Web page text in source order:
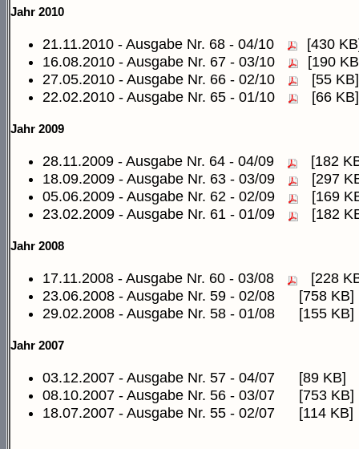
Jahr 2010
21.11.2010 - Ausgabe Nr. 68 - 04/10
[430
16.08.2010 - Ausgabe Nr. 67 - 03/10
[190
27.05.2010 - Ausgabe Nr. 66 - 02/10
[55 KB]
22.02.2010 - Ausgabe Nr. 65 - 01/10
[66 KB]
Jahr 2009
28.11.2009 - Ausgabe Nr. 64 - 04/09
[182
18.09.2009 - Ausgabe Nr. 63 - 03/09
[297
05.06.2009 - Ausgabe Nr. 62 - 02/09
[169
23.02.2009 - Ausgabe Nr. 61 - 01/09
[182
Jahr 2008
17.11.2008 - Ausgabe Nr. 60 - 03/08
[228
23.06.2008 - Ausgabe Nr. 59 - 02/08
[758 KB]
29.02.2008 - Ausgabe Nr. 58 - 01/08
[155 KB]
Jahr 2007
03.12.2007 - Ausgabe Nr. 57 - 04/07
[89 KB]
08.10.2007 - Ausgabe Nr. 56 - 03/07
[753 KB]
18.07.2007 - Ausgabe Nr. 55 - 02/07
[114 KB]